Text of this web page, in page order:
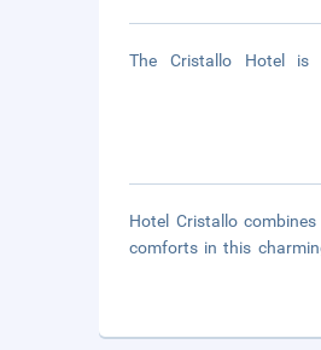
The Cristallo Hotel
Hotel Cristallo
comforts in this